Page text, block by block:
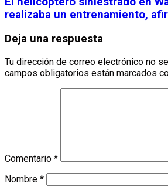
realizaba un entrenamiento,
Deja una respuesta
Tu dirección de correo electrónico no
campos obligatorios están marcados
Comentario *
Nombre *